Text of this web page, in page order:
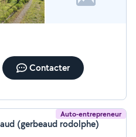
Contacter
Auto-entrepreneur
(gerbeaud rodolphe)